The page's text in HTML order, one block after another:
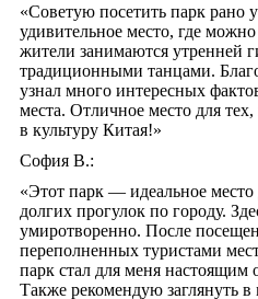
«Советую посетить парк рано
удивительное место, где
жители занимаются утренней
традиционными танцами.
узнал много интересных
места. Отличное место для тех,
в культуру Китая!»
София В.:
«Этот парк — идеальное место
долгих прогулок по городу.
умиротворенно. После
переполненных туристами
парк стал для меня настоящим
Также рекомендую заглянуть